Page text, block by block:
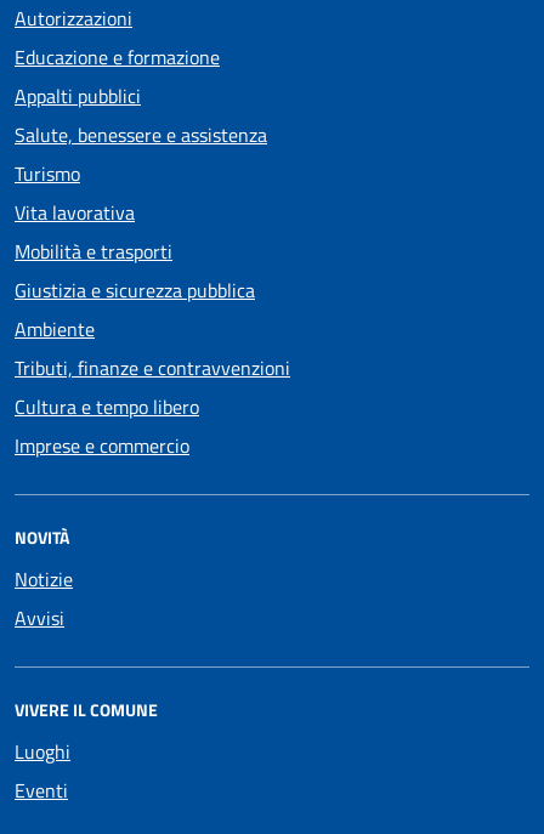
Autorizzazioni
Educazione e formazione
Appalti pubblici
Salute, benessere e assistenza
Turismo
Vita lavorativa
Mobilità e trasporti
Giustizia e sicurezza pubblica
Ambiente
Tributi, finanze e contravvenzioni
Cultura e tempo libero
Imprese e commercio
NOVITÀ
Notizie
Avvisi
VIVERE IL COMUNE
Luoghi
Eventi